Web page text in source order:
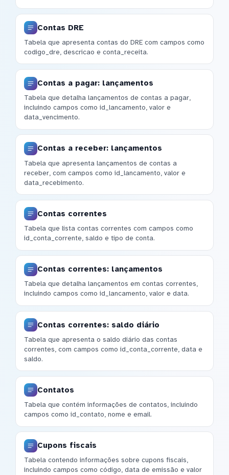
Contas DRE
Tabela que apresenta contas do DRE com campos como
codigo_dre, descricao e conta_receita.
Contas a pagar: lançamentos
Tabela que detalha lançamentos de contas a pagar,
incluindo campos como id_lancamento, valor e
data_vencimento.
Contas a receber: lançamentos
Tabela que apresenta lançamentos de contas a
receber, com campos como id_lancamento, valor e
data_recebimento.
Contas correntes
Tabela que lista contas correntes com campos como
id_conta_corrente, saldo e tipo de conta.
Contas correntes: lançamentos
Tabela que detalha lançamentos em contas correntes,
incluindo campos como id_lancamento, valor e data.
Contas correntes: saldo diário
Tabela que apresenta o saldo diário das contas
correntes, com campos como id_conta_corrente, data e
saldo.
Contatos
Tabela que contém informações de contatos, incluindo
campos como id_contato, nome e email.
Cupons fiscais
Tabela contendo informações sobre cupons fiscais,
incluindo campos como código, data de emissão e valor